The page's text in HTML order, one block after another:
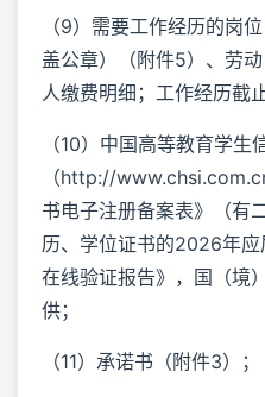
（9）需要工作经历的岗
盖公章）（附件5）、劳
人缴费明细；工作经历截
（10）中国高等教育学生
（http://
书电子注册备案表》（有
历、学位证书的2026年
在线验证报告》，国（境
供；
（11）承诺书（附件3）；